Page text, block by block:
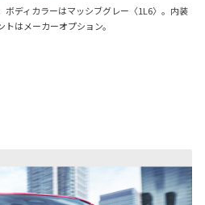
ディカラーはマッシブグレー〈1L6〉。内装
はメーカーオプション。